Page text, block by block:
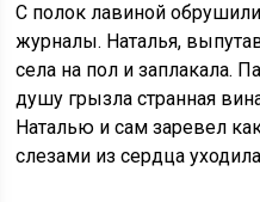
С полок лавиной
журналы. Наталья,
села на пол и заплакала.
душу грызла странная
Наталью и сам заревел
слезами из сердца